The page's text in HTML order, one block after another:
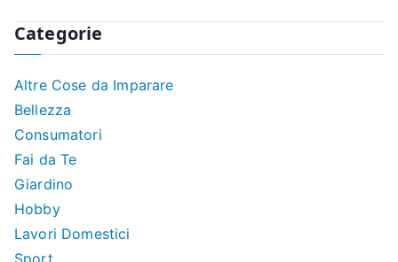
Categorie
Altre Cose da Imparare
Bellezza
Consumatori
Fai da Te
Giardino
Hobby
Lavori Domestici
Sport